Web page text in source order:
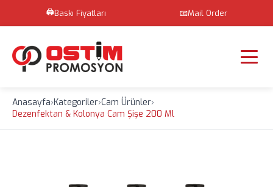
🖨️Baskı Fiyatları 📧Mail Order
Anasayfa›Kategoriler›Cam Ürünler›
Dezenfektan & Kolonya Cam Şişe 200 Ml